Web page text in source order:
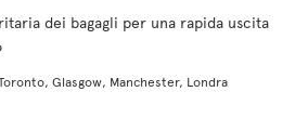
dei bagagli per una rapida uscita
Glasgow, Manchester, Londra